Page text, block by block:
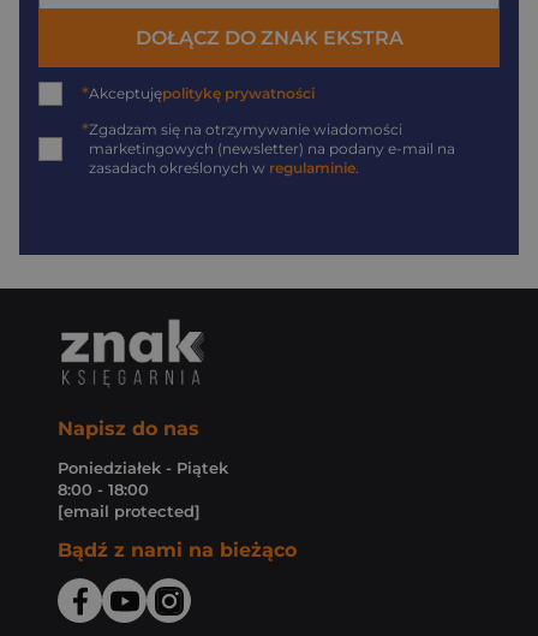
DOŁĄCZ DO ZNAK EKSTRA
*Akceptujępolitykę prywatności
*Zgadzam się na otrzymywanie wiadomości
marketingowych (newsletter) na podany e-mail na
zasadach określonych w regulaminie
Napisz do nas
Poniedziałek - Piątek
8:00 - 18:00
[email protected]
Bądź z nami na bieżąco